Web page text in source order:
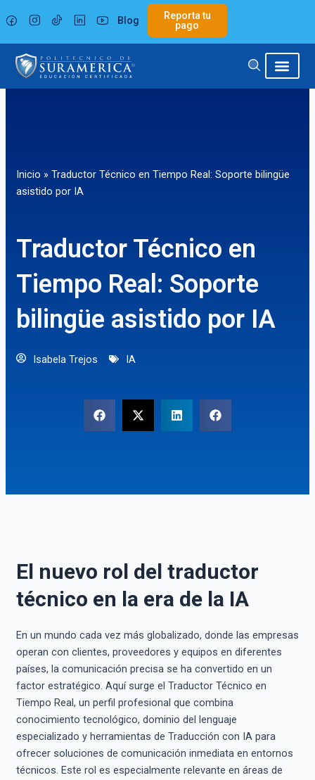
al
contenido
Blog
Reporta tu
pago
Inicio » Traductor Técnico en Tiempo Real: Soporte bilingüe
asistido por IA
Traductor Técnico en
Tiempo Real: Soporte
bilingüe asistido por IA
Isabela Trejos IA
El nuevo rol del traductor
técnico en la era de la IA
En un mundo cada vez más globalizado, donde las empresas
operan con clientes, proveedores y equipos en diferentes
países, la comunicación precisa se ha convertido en un
factor estratégico. Aquí surge el Traductor Técnico en
Tiempo Real, un perfil profesional que combina
conocimiento tecnológico, dominio del lenguaje
especializado y herramientas de Traducción con IA para
ofrecer soluciones de comunicación inmediata en entornos
técnicos. Este rol es especialmente relevante en áreas de